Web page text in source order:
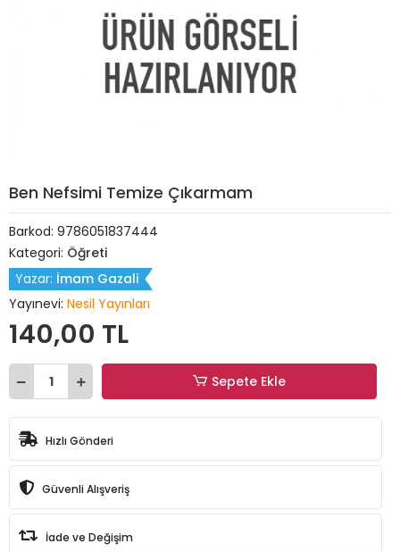
Ben Nefsimi Temize Çıkarmam
Barkod: 9786051837444
Kategori: Öğreti
Yazar: İmam Gazali
Yayınevi: Nesil Yayınları
140,00 TL
Sepete Ekle
Hızlı Gönderi
Güvenli Alışveriş
İade ve Değişim